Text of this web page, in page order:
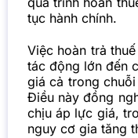
tục hành chính.
Việc hoàn trả
tác động lớn đến
giá cả trong
Điều này đồng
chịu áp lực giá,
nguy cơ gia tăng